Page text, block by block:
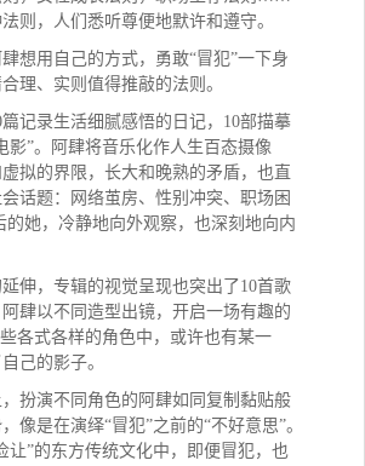
则，人们悉听尊便地默许和遵守。
想用自己的方式，勇敢“冒犯”一下身
理、实则值得推敲的法则。
篇记录生活细腻感悟的日记，10部描摹
影”。阿肆将音乐化作人生百态摄像
拟的界限，长大和晚熟的矛盾，也直
话题：网络茧房、性别冲突、职场困
她，冷静地向外观察，也深刻地向内
伸，专辑的视觉呈现也突出了 10首歌
肆以不同造型出镜，开启一场有趣的
各式各样的角色中，或许也有某一
己的影子。
扮演不同角色的阿肆如同复制黏贴般
像是在演绎“冒犯”之前的“不好意思”。
让”的东方传统文化中，即便冒犯，也